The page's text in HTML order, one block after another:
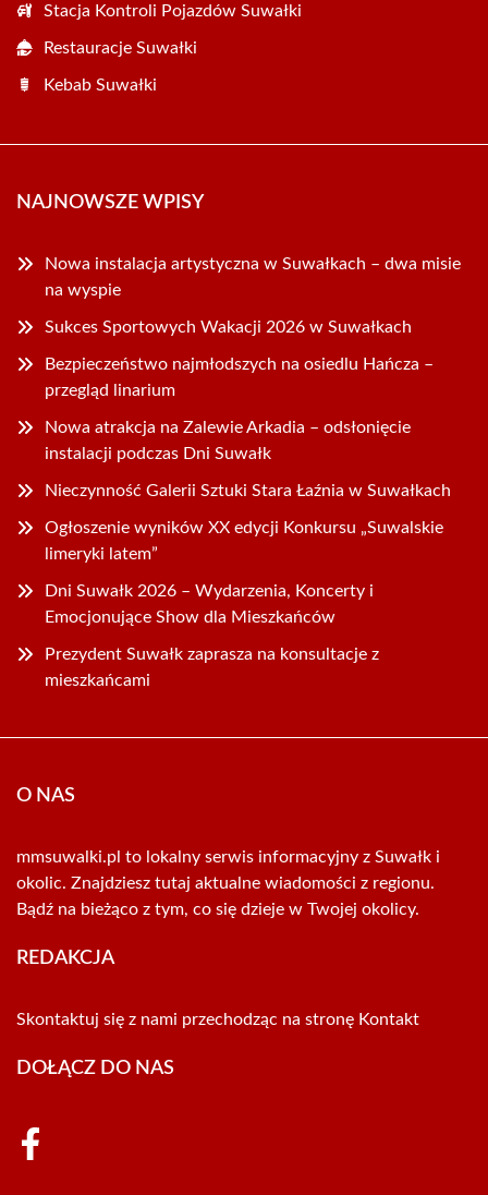
Stacja Kontroli Pojazdów Suwałki
Restauracje Suwałki
Kebab Suwałki
NAJNOWSZE WPISY
Nowa instalacja artystyczna w Suwałkach – dwa misie
na wyspie
Sukces Sportowych Wakacji 2026 w Suwałkach
Bezpieczeństwo najmłodszych na osiedlu Hańcza –
przegląd linarium
Nowa atrakcja na Zalewie Arkadia – odsłonięcie
instalacji podczas Dni Suwałk
Nieczynność Galerii Sztuki Stara Łaźnia w Suwałkach
Ogłoszenie wyników XX edycji Konkursu „Suwalskie
limeryki latem”
Dni Suwałk 2026 – Wydarzenia, Koncerty i
Emocjonujące Show dla Mieszkańców
Prezydent Suwałk zaprasza na konsultacje z
mieszkańcami
O NAS
mmsuwalki.pl to lokalny serwis informacyjny z Suwałk i
okolic. Znajdziesz tutaj aktualne wiadomości z regionu.
Bądź na bieżąco z tym, co się dzieje w Twojej okolicy.
REDAKCJA
Skontaktuj się z nami przechodząc na stronę Kontakt
DOŁĄCZ DO NAS